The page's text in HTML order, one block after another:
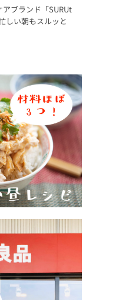
アブランド「SURUt
しい朝もスルッと